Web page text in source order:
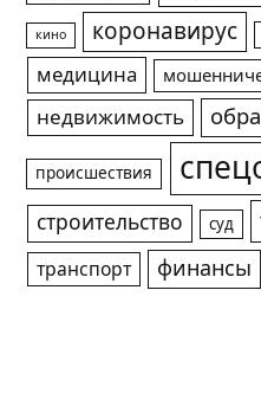
кино коронавирус
медицина
недвижимость
происшествия
строительство суд
транспорт финансы